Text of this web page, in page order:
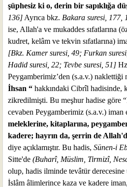
şüphesiz ki o, derin bir sapıklığa
136] Ayrıca bkz. Bakara suresi, 177,
ise, Allah'a ve mukaddes sıfatlarına
kudret, kelâm ve tekvin sıfatlarına)
[Bkz. Kamer suresi, 49; Furkan
Hadid suresi, 22; Tevbe suresi, 51]
Peygamberimiz’den (s.a.v.) naklettiği
İhsan “ hakkındaki Cibrîl hadisinde,
zikredilmişti. Bu meşhur hadise göre “
cevaben Peygamberimiz (s.a.v.) iman
meleklerine, kitaplarına,
kadere; hayrın da, şerrin de
diye açıklamıştır. Bu hadis, Sünen-i
Sitte'de (Buharî, Müslim, Tirmizî,
olup, hadis ilminde tevâtür derecesine
İslâm âlimlerince kaza ve kadere